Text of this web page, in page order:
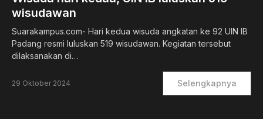
wisudawan
Suarakampus.com- Hari kedua wisuda angkatan ke 92 UIN IB
Padang resmi luluskan 519 wisudawan. Kegiatan tersebut
dilaksanakan di…
29 Oktober 2024 Selengkapnya